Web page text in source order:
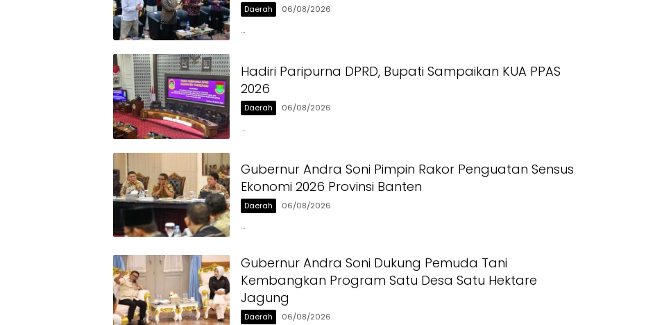
Daerah 06/08/2026
…
Hadiri Paripurna DPRD, Bupati Sampaikan KUA PPAS
2026
Daerah 06/08/2026
…
Gubernur Andra Soni Pimpin Rakor Penguatan Sensus
Ekonomi 2026 Provinsi Banten
Daerah 06/08/2026
…
Gubernur Andra Soni Dukung Pemuda Tani
Kembangkan Program Satu Desa Satu Hektare
Jagung
Daerah 06/08/2026